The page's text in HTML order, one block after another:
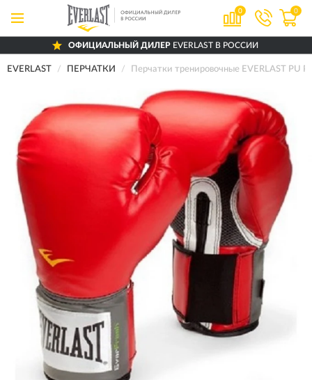
0 0
ОФИЦИАЛЬНЫЙ ДИЛЕР EVERLAST В РОССИИ
EVERLAST ПЕРЧАТКИ Перчатки тренировочные EVERLAST PU